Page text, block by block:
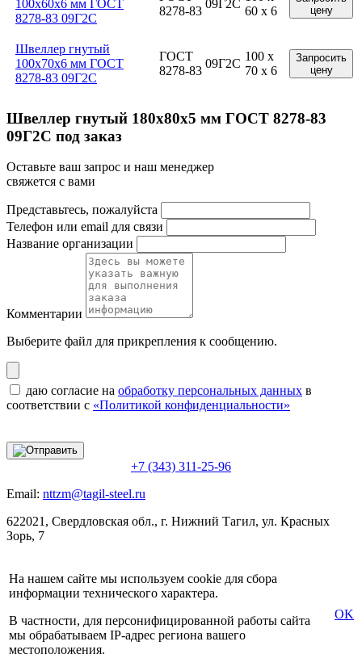
100x60x6 мм ГОСТ
8278-83 09Г2С
8278-83
09Г2С
60 x 6
цену
Швеллер гнутый
100x70x6 мм ГОСТ
8278-83 09Г2С
ГОСТ
8278-83
09Г2С
100 x
70 x 6
Запросить
цену
Швеллер гнутый 180x80x5 мм ГОСТ 8278-83
09Г2С под заказ
Оставьте ваш запрос и наш менеджер
свяжется с вами
Представьтесь, пожалуйста
Телефон или email для связи
Название организации
Комментарии
Выберите файл для прикрепления к сообщению.
даю согласие на обработку персональных данных в
соответствии с «Политикой конфиденциальности»
+7 (343) 311-25-96
Email: nttzm@tagil-steel.ru
622021, Свердловская обл., г. Нижний Тагил, ул. Красных
Зорь, 7
На нашем сайте мы используем cookie для сбора
информации технического характера.
В частности, для персонифицированной работы сайта
мы обрабатываем IP-адрес региона вашего
местоположения.
OK